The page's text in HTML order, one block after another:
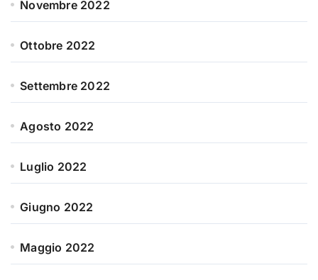
Novembre 2022
Ottobre 2022
Settembre 2022
Agosto 2022
Luglio 2022
Giugno 2022
Maggio 2022